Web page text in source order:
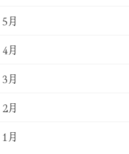
5月
4月
3月
2月
1月